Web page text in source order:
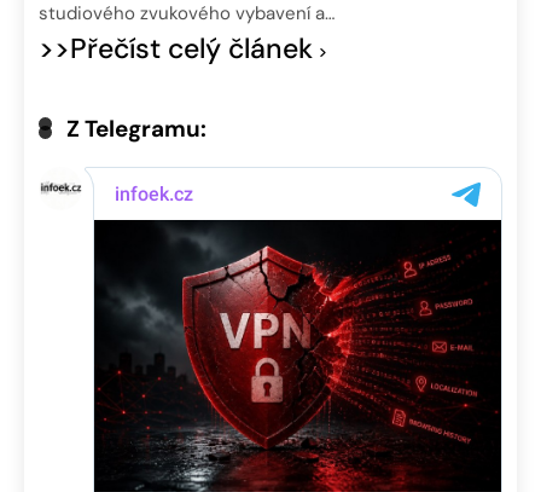
studiového zvukového vybavení a…
>>Přečíst celý článek
Z Telegramu: